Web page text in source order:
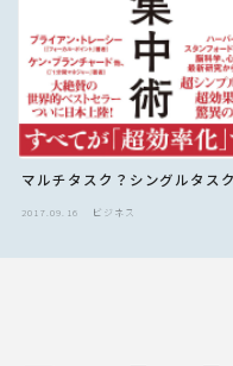
マルチタスク？シングルタス
2017.09.16 ビジネス